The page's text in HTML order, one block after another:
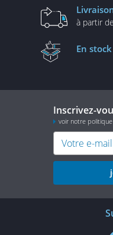
à partir de
En stock
Inscrivez-
voir notre